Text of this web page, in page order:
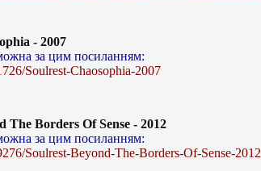
- 2007
за цим посиланням:
Soulrest-Chaosophia-2007
The Borders Of Sense - 2012
за цим посиланням:
Soulrest-Beyond-The-Borders-Of-Sense-2012